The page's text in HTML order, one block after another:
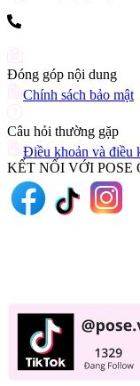
Đóng góp nội dung
Chính sách bảo mật
Câu hỏi thường gặp
Điều khoản và điều
KẾT NỐI VỚI POSE